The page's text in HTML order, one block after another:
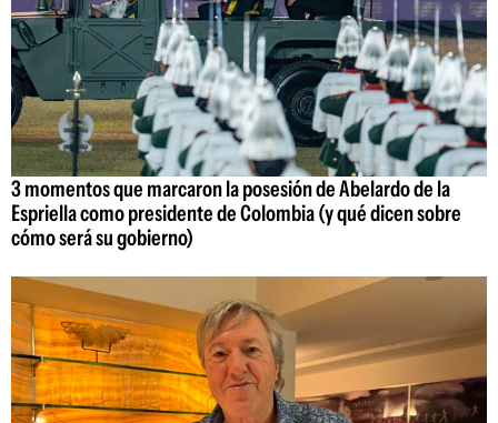
3 momentos que marcaron la posesión de Abelardo de la
Espriella como presidente de Colombia (y qué dicen sobre
cómo será su gobierno)